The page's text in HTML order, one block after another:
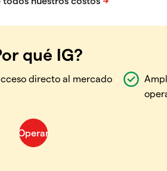
qué IG?
directo al mercado